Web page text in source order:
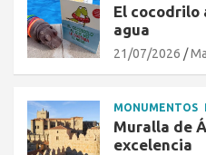
El cocodrilo
agua
21/07/2026
MONUMENTOS
Muralla de
excelencia